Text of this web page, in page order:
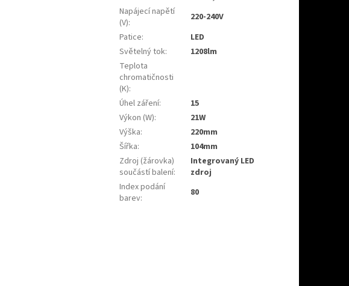
Napájecí napětí
(V):
220-240V
Patice:
LED
Světelný tok:
1208lm
Teplota
chromatičnosti
(K):
Úhel záření:
15
Výkon (W):
21W
Výška:
220mm
Šířka:
104mm
Zdroj (žárovka)
součástí balení:
Integrovaný LED
zdroj
Index podání
barev: 80